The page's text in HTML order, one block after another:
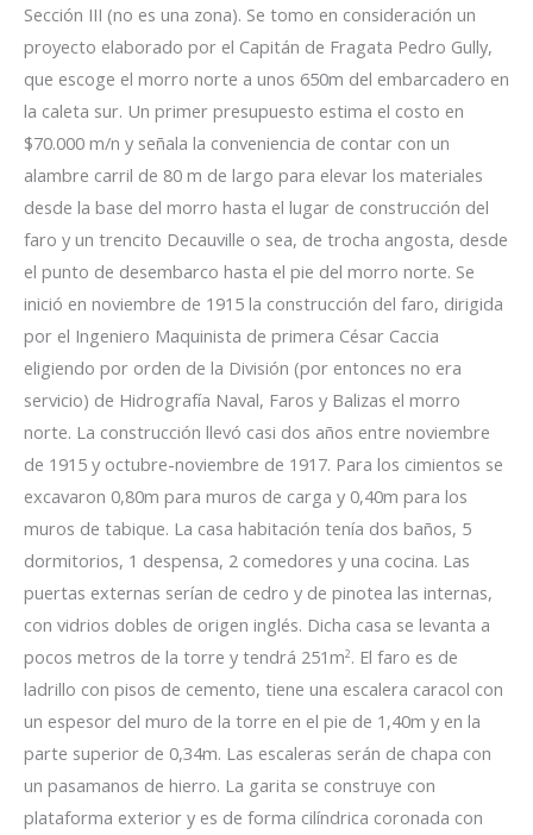
Sección III (no es una zona). Se tomo en consideración un
proyecto elaborado por el Capitán de Fragata Pedro Gully,
que escoge el morro norte a unos 650m del embarcadero en
la caleta sur. Un primer presupuesto estima el costo en
$70.000 m/n y señala la conveniencia de contar con un
alambre carril de 80 m de largo para elevar los materiales
desde la base del morro hasta el lugar de construcción del
faro y un trencito Decauville o sea, de trocha angosta, desde
el punto de desembarco hasta el pie del morro norte. Se
inició en noviembre de 1915 la construcción del faro, dirigida
por el Ingeniero Maquinista de primera César Caccia
eligiendo por orden de la División (por entonces no era
servicio) de Hidrografía Naval, Faros y Balizas el morro
norte. La construcción llevó casi dos años entre noviembre
de 1915 y octubre-noviembre de 1917. Para los cimientos se
excavaron 0,80m para muros de carga y 0,40m para los
muros de tabique. La casa habitación tenía dos baños, 5
dormitorios, 1 despensa, 2 comedores y una cocina. Las
puertas externas serían de cedro y de pinotea las internas,
con vidrios dobles de origen inglés. Dicha casa se levanta a
pocos metros de la torre y tendrá 251m2. El faro es de
ladrillo con pisos de cemento, tiene una escalera caracol con
un espesor del muro de la torre en el pie de 1,40m y en la
parte superior de 0,34m. Las escaleras serán de chapa con
un pasamanos de hierro. La garita se construye con
plataforma exterior y es de forma cilíndrica coronada con